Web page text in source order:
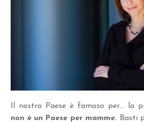
Il nostro Paese è famoso per… la
non è un Paese per mamme. Basti